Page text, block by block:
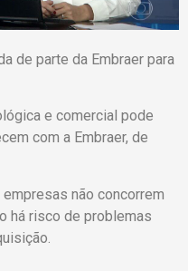
de parte da Embraer para
e comercial pode
com a Embraer, de
não concorrem
há risco de problemas